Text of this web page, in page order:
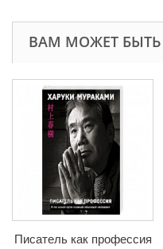
ВАМ МОЖЕТ БЫТЬ
Писатель как профессия